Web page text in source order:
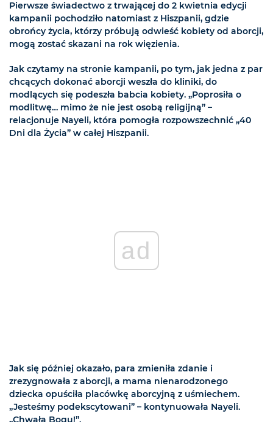
Pierwsze świadectwo z trwającej do 2 kwietnia edycji
kampanii pochodziło natomiast z Hiszpanii, gdzie
obrońcy życia, którzy próbują odwieść kobiety od aborcji,
mogą zostać skazani na rok więzienia.
Jak czytamy na stronie kampanii, po tym, jak jedna z par
chcących dokonać aborcji weszła do kliniki, do
modlących się podeszła babcia kobiety. „Poprosiła o
modlitwę… mimo że nie jest osobą religijną” –
relacjonuje Nayeli, która pomogła rozpowszechnić „40
Dni dla Życia” w całej Hiszpanii.
ad
Jak się później okazało, para zmieniła zdanie i
zrezygnowała z aborcji, a mama nienarodzonego
dziecka opuściła placówkę aborcyjną z uśmiechem.
„Jesteśmy podekscytowani” – kontynuowała Nayeli.
„Chwała Bogu!”.